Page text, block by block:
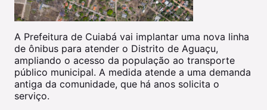
A Prefeitura de Cuiabá vai implantar uma nova linha
de ônibus para atender o Distrito de Aguaçu,
ampliando o acesso da população ao transporte
público municipal. A medida atende a uma demanda
antiga da comunidade, que há anos solicita o
serviço.